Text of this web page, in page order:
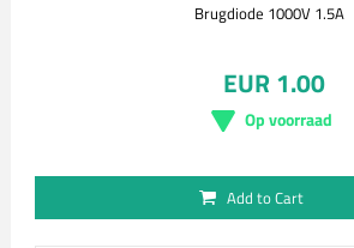
Brugdiode 1000V 1.5A
EUR 1.00
Op voorraad
Add to Cart